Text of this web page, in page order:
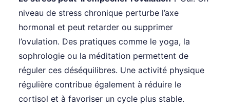
niveau de stress chronique perturbe l’axe
hormonal et peut retarder ou supprimer
l’ovulation. Des pratiques comme le yoga, la
sophrologie ou la méditation permettent de
réguler ces déséquilibres. Une activité physique
régulière contribue également à réduire le
cortisol et à favoriser un cycle plus stable.